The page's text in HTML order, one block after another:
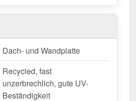
Dach- und Wandplatte
Recycled, fast
unzerbrechlich, gute UV-
Beständigkeit